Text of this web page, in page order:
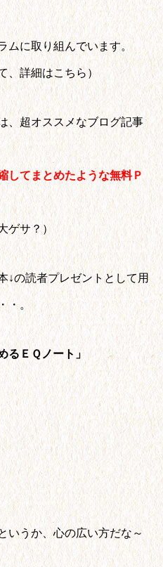
ムに取り組んでいます。
、詳細はこちら）
、超オススメなブログ記事
してまとめたような無料Ｐ
サ？）
↓の読者プレゼントとして用
・。
るＥＱノート」
いうか、心の広い方だな～